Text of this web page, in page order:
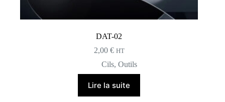
DAT-02
2,00 € HT
Cils, Outils
Lire la suite